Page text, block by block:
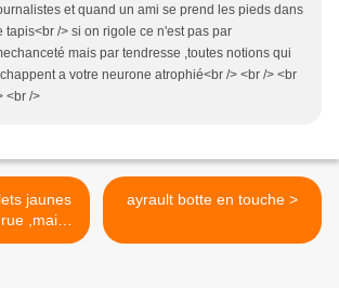
et quand un ami se prend les pieds dans
tapis<br /> si on rigole ce n'est pas par
mais par tendresse ,toutes notions qui
a votre neurone atrophié<br /> <br /> <br
<br />
,mais
ayrault botte en touche >